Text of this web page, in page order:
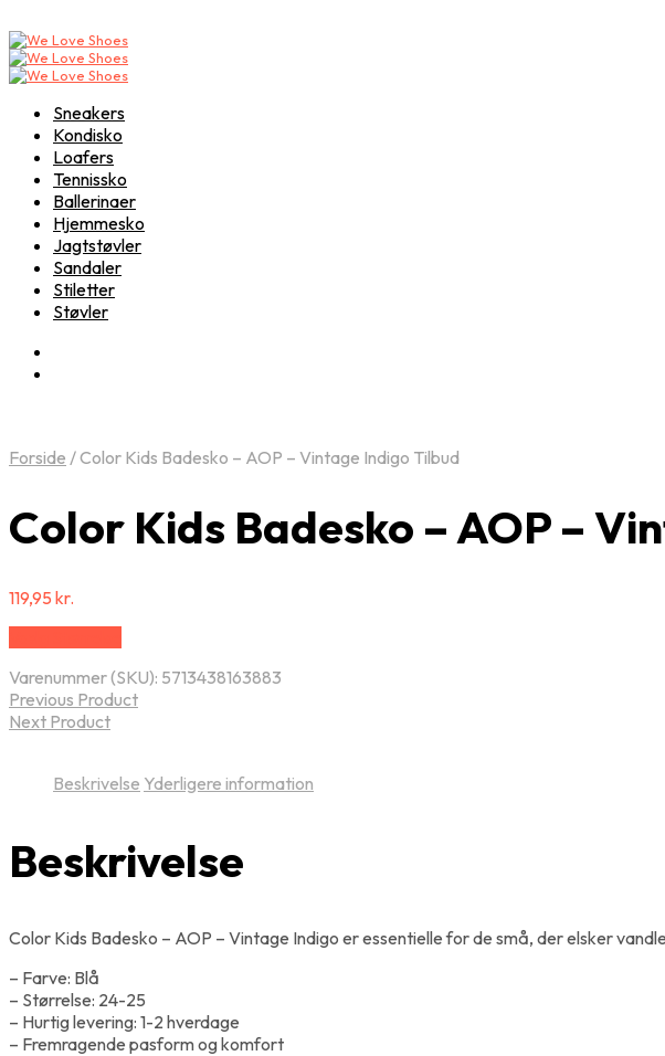
Sneakers
Kondisko
Loafers
Tennissko
Ballerinaer
Hjemmesko
Jagtstøvler
Sandaler
Stiletter
Støvler
Forside /Color Kids Badesko – AOP – Vintage Indigo Tilbud
Color Kids Badesko – AOP –
119,95 kr.
Varenummer (SKU): 5713438163883
Previous Product
Next Product
Beskrivelse Yderligere information
Beskrivelse
Color Kids Badesko – AOP – Vintage Indigo er essentielle for de små, der elsker
– Farve: Blå
– Størrelse: 24-25
– Hurtig levering: 1-2 hverdage
– Fremragende pasform og komfort